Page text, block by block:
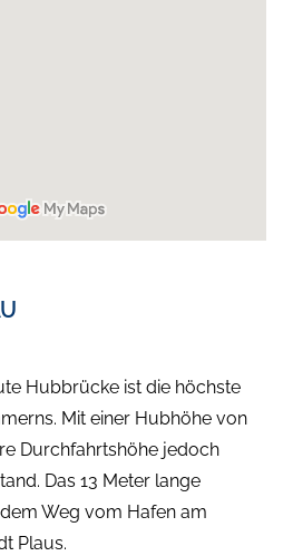
Hubbrücke ist die höchste
Mit einer Hubhöhe von
Durchfahrtshöhe jedoch
Das 13 Meter lange
Weg vom Hafen am
Plaus.